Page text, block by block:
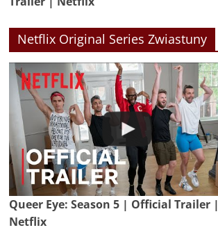
Netflix Original Series Zwiastuny
Queer Eye: Season 5 | Official Trailer |
Netflix